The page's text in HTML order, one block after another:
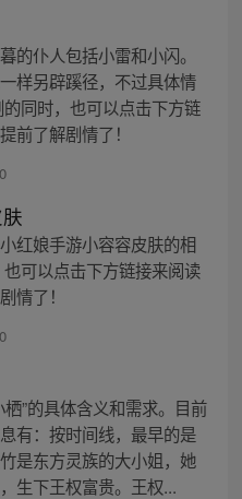
的仆人包括小雷和小闪。
样另辟蹊径，不过具体情
同时，也可以点击下方链
前了解剧情了！
红娘手游小容容皮肤的相
可以点击下方链接来阅读
情了！
”的具体含义和需求。目前
有：按时间线，最早的是
是东方灵族的大小姐，她
生下王权富贵。王权...